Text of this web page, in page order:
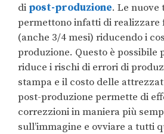
di post-produzione. Le nuove
permettono infatti di realizzare
(anche 3/4 mesi) riducendo i
produzione. Questo è possibile
riduce i rischi di errori di
stampa e il costo delle
post-produzione permette di
correzzioni in maniera più
sull’immagine e ovviare a tutti